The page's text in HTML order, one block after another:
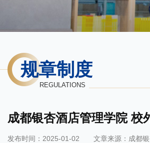
规章制度
REGULATIONS
成都银杏酒店管理学院 校
发布时间：2025-01-02 文章来源：成都